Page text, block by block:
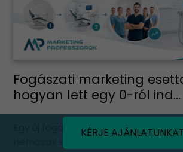
Fogászati marketing
hogyan lett egy 0-ról ind...
Egy új fogászati rendelő elindítása
KÉRJE